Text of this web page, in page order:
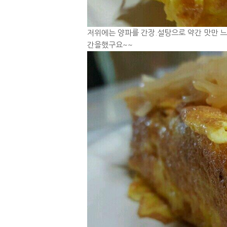
저위에는 양파를 간장.설탕으로 약간 맛만
간을했구요~~